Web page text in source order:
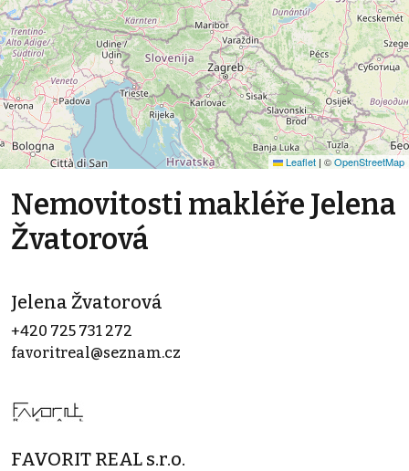
Leaflet | ©OpenStreetMap
Nemovitosti makléře Jelena
Žvatorová
Jelena Žvatorová
+420 725 731 272
favoritreal@seznam.cz
FAVORIT REAL s.r.o.